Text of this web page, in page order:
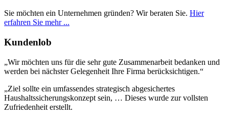
Sie möchten ein Unternehmen gründen? Wir beraten Sie. Hier
erfahren Sie mehr ...
Kundenlob
„Wir möchten uns für die sehr gute Zusammenarbeit bedanken und
werden bei nächster Gelegenheit Ihre Firma berücksichtigen.“
„Ziel sollte ein umfassendes strategisch abgesichertes
Haushaltssicherungskonzept sein, … Dieses wurde zur vollsten
Zufriedenheit erstellt.